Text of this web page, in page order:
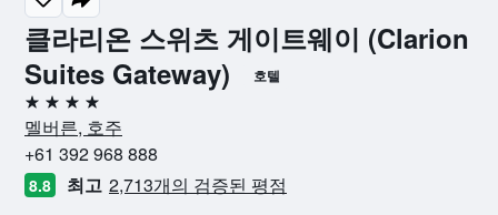
클라리온 스위츠 게이트웨이 (Clarion
Suites Gateway)
호텔
4성급
멜버른, 호주
+61 392 968 888
8.8 최고 2,713개의 검증된 평점